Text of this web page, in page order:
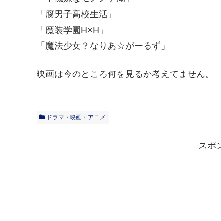
「腐男子高校生活」
「魔装学園H×H」
「魔法少女？なりあ☆がーるず」
映画は今のところ何を見るか考えてません。
ドラマ・映画・アニメ
スポ